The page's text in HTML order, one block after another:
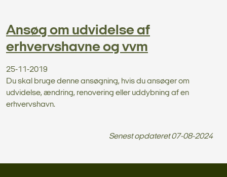
Ansøg om udvidelse af
erhvervshavne og vvm
25-11-2019
Du skal bruge denne ansøgning, hvis du ansøger om
udvidelse, ændring, renovering eller uddybning af en
erhvervshavn.
Senest opdateret07-08-2024